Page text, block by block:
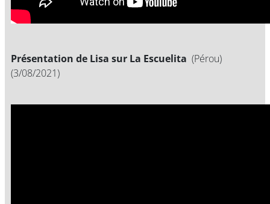
Présentation de Lisa sur La Escuelita (Pérou)
(3/08/2021)